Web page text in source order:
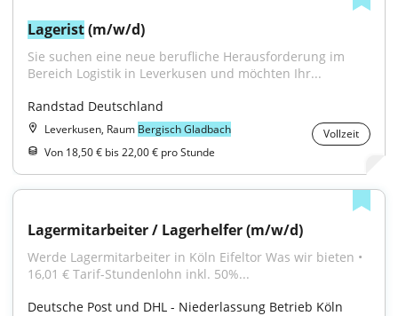
Lagerist (m/w/d)
Sie suchen eine neue berufliche Herausforderung im
Bereich Logistik in Leverkusen und möchten Ihr...
Randstad Deutschland
Leverkusen, Raum Bergisch Gladbach
Vollzeit
Von 18,50 € bis 22,00 € pro Stunde
Lagermitarbeiter / Lagerhelfer (m/w/d)
Werde Lagermitarbeiter in Köln Eifeltor Was wir bieten •
16,01 € Tarif-Stundenlohn inkl. 50%...
Deutsche Post und DHL - Niederlassung Betrieb Köln